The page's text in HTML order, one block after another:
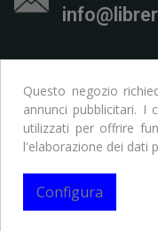
Copyright © Libreria
Questo negozio
annunci pubblicitari. I
utilizzati per offrire
l'elaborazione dei dati
Configura